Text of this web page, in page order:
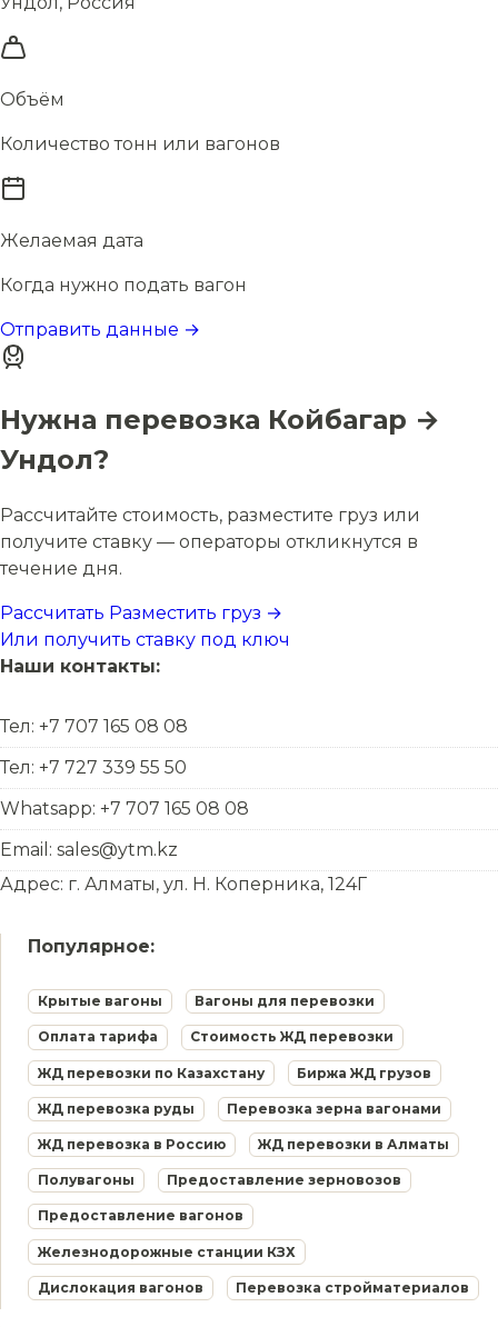
Объём
Количество тонн или вагонов
Желаемая дата
Когда нужно подать вагон
Отправить данные →
Нужна перевозка Койбагар →
Ундол?
Рассчитайте стоимость, разместите груз или
получите ставку — операторы откликнутся в
течение дня.
Рассчитать Разместить груз →
Или получить ставку под ключ
Наши контакты:
Тел: +7 707 165 08 08
Тел: +7 727 339 55 50
Whatsapp: +7 707 165 08 08
Email: sales@ytm.kz
Адрес: г. Алматы, ул. Н. Коперника, 124Г
Популярное:
Крытые вагоны Вагоны для перевозки
Оплата тарифа Стоимость ЖД перевозки
ЖД перевозки по Казахстану Биржа ЖД грузов
ЖД перевозка руды Перевозка зерна вагонами
ЖД перевозка в Россию ЖД перевозки в Алматы
Полувагоны Предоставление зерновозов
Предоставление вагонов
Железнодорожные станции КЗХ
Дислокация вагонов Перевозка стройматериалов